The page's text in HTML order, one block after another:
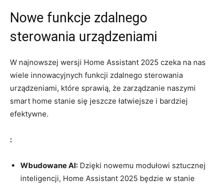
Nowe ⁤funkcje zdalnego​
sterowania urządzeniami
W najnowszej⁣ wersji⁣ Home Assistant 2025 czeka na nas
wiele innowacyjnych ⁤funkcji zdalnego sterowania
urządzeniami, które sprawią, że zarządzanie naszymi
smart⁤ home stanie się jeszcze łatwiejsze i bardziej
efektywne.
:
Wbudowane AI: Dzięki nowemu ‌modułowi ‌sztucznej
inteligencji, Home Assistant 2025 będzie w stanie